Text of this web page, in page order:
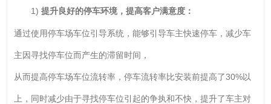
1)提升良好的停车环境，提高客户满意度：
通过使用停车场车位引导系统，能够引导车主快速停车，减少车
主因寻找停车位而产生的滞留时间，
从而提高停车场车位流转率，停车流转率比安装前提高了30%以
上，同时减少由于寻找停车位引起的争执和不快，提升了车主对